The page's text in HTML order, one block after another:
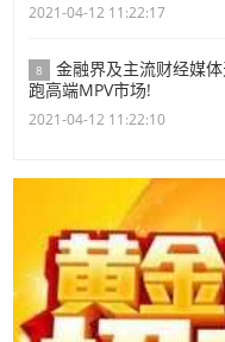
2021-04-12 11:22:17
8
金融界及主流财经媒
跑高端MPV市场!
2021-04-12 11:22:10